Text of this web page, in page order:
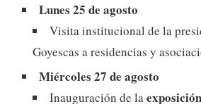
Lunes 25 de agosto
Visita institucional de la
Goyescas a residencias y
Miércoles 27 de agosto
Inauguración de la